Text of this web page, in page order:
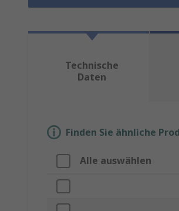
Technische
Daten
Finden Sie ähnliche
Alle auswählen